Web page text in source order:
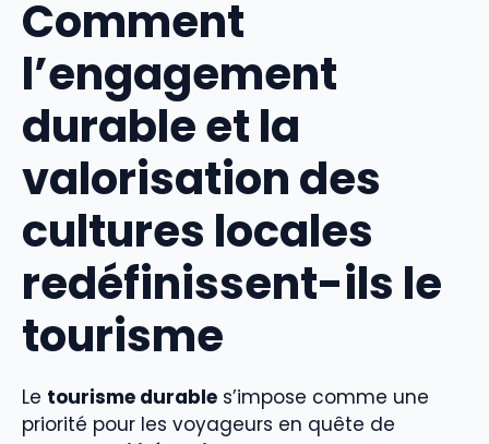
Comment
l’engagement
durable et la
valorisation des
cultures locales
redéfinissent-ils le
tourisme
Le tourisme durable s’impose comme une
priorité pour les voyageurs en quête de